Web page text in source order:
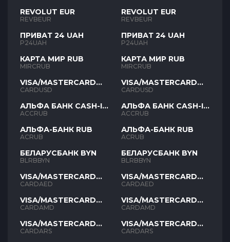
REVOLUT EUR
REVBEUR
ПРИВАТ 24 UAH
P24UAH
КАРТА МИР RUB
MIRCRUB
VISA/MASTERCARD
USD
CARDUSD
АЛЬФА БАНК CASH-IN
RUB
ACCRUB
АЛЬФА-БАНК RUB
ACRUB
БЕЛАРУСБАНК BYN
BLRBBYN
VISA/MASTERCARD
AED
CARDAED
VISA/MASTERCARD
AMD
CARDAMD
VISA/MASTERCARD
ARS
CARDARS
REVOLUT EUR
REVBEUR
ПРИВАТ 24 UAH
P24UAH
КАРТА МИР RUB
MIRCRUB
VISA/MASTERCARD
USD
CARDUSD
АЛЬФА БАНК CASH-IN
RUB
ACCRUB
АЛЬФА-БАНК RUB
ACRUB
БЕЛАРУСБАНК BYN
BLRBBYN
VISA/MASTERCARD
AED
CARDAED
VISA/MASTERCARD
AMD
CARDAMD
VISA/MASTERCARD
ARS
CARDARS